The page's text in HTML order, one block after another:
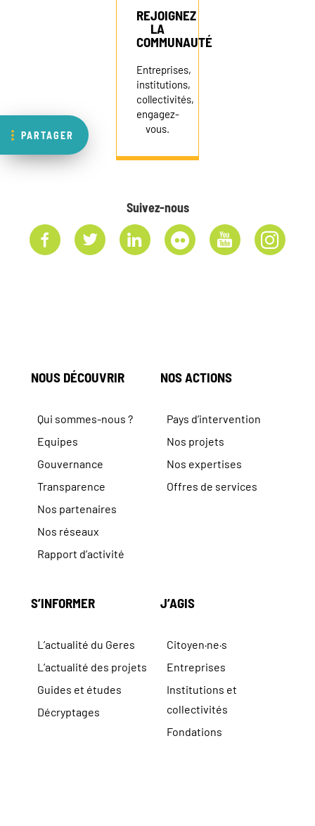
PARTAGER
REJOIGNEZ
LA
COMMUNAUTÉ
Entreprises,
institutions,
collectivités,
engagez-
vous.
Suivez-nous
NOUS DÉCOUVRIR
Qui sommes-nous ?
Equipes
Gouvernance
Transparence
Nos partenaires
Nos réseaux
Rapport d’activité
NOS ACTIONS
Pays d’intervention
Nos projets
Nos expertises
Offres de services
S’INFORMER
L’actualité du Geres
L’actualité des projets
Guides et études
Décryptages
J’AGIS
Citoyen·ne·s
Entreprises
Institutions et
collectivités
Fondations